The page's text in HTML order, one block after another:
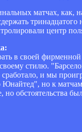
матчах, как,
центр
в своей
стилю.
и мы
но к
но обстоятельства